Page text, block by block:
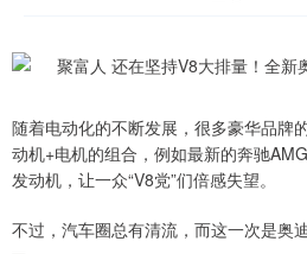
随着电动化的不断发展，很多豪华品牌
动机+电机的组合，例如最新的奔驰
发动机，让一众“V8党”们倍感失望。
不过，汽车圈总有清流，而这一次是奥迪